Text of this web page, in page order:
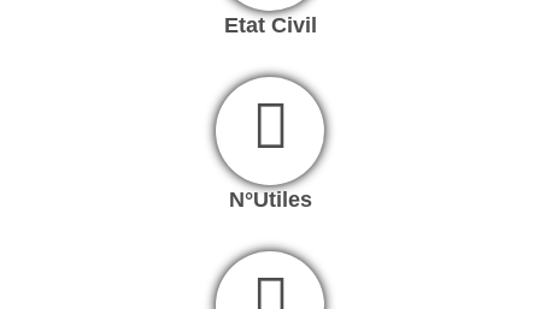
Etat Civil
N°Utiles